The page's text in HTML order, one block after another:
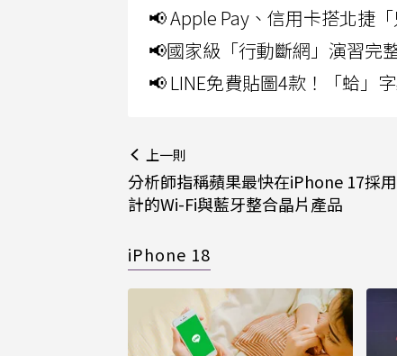
📢 Apple Pay、信用卡搭北捷
📢國家級「行動斷網」演習完
📢 LINE免費貼圖4款！「蛤」
上一則
分析師指稱蘋果最快在iPhone 17採
計的Wi-Fi與藍牙整合晶片產品
iPhone 18